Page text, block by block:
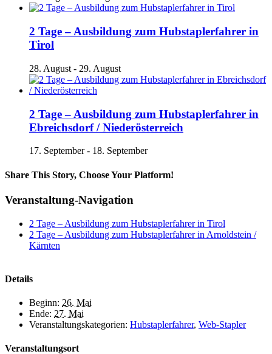
2 Tage – Ausbildung zum Hubstaplerfahrer in
Tirol
28. August - 29. August
2 Tage – Ausbildung zum Hubstaplerfahrer in
Ebreichsdorf / Niederösterreich
17. September- 18. September
Share This Story, Choose Your Platform!
Facebook
X
Reddit
LinkedIn
Tumblr
Pinterest
Vk
E-
Veranstaltung-Navigation
2 Tage – Ausbildung zum Hubstaplerfahrer in Tirol
2 Tage – Ausbildung zum Hubstaplerfahrer in Arnoldstein /
Kärnten
Details
Beginn: 26. Mai
Ende: 27. Mai
Veranstaltungskategorien: Hubstaplerfahrer, Web-Stapler
Veranstaltungsort